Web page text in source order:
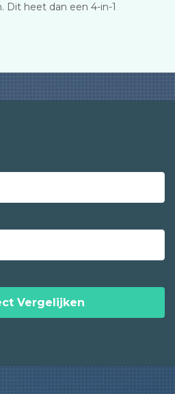
heet dan een 4-in-1
Vergelijken